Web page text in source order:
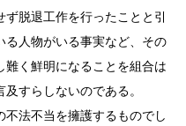
脱退工作を行ったことと引
る人物がいる事実など、その
く鮮明になることを組合は
すらしないのである。
法不当を擁護するものでし